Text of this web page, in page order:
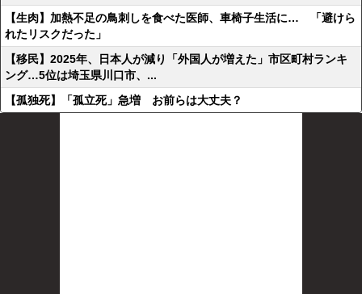
【生肉】加熱不足の鳥刺しを食べた医師、車椅子生活に… 「避けら
れたリスクだった」
【移民】2025年、日本人が減り「外国人が増えた」市区町村ランキ
ング…5位は埼玉県川口市、...
【孤独死】「孤立死」急増 お前らは大丈夫？